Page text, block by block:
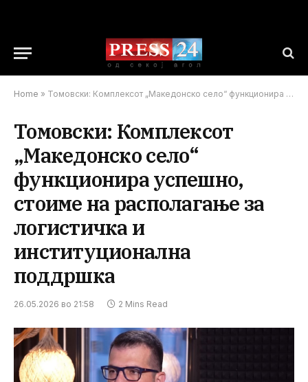
Home » Томовски: Комплексот „Македонско село“ функционира успешно, стоиме на располагање за логистичка и институционална поддршка
Томовски: Комплексот
„Македонско село“
функционира успешно,
стоиме на располагање за
логистичка и
институционална
поддршка
26.05.2026 во 21:58 2 Mins Read